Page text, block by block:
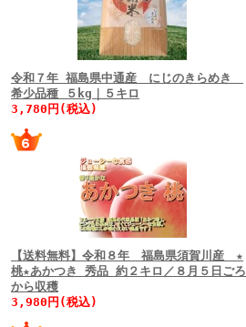
令和７年 福島県中通産 にじのきらめき
希少品種 ５kg｜５キロ
3,780円(税込)
【送料無料】令和８年 福島県須賀川産 ★
桃★あかつき 秀品 約２キロ／８月５日ごろ
から収穫
3,980円(税込)